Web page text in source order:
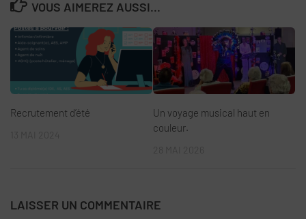
VOUS AIMEREZ AUSSI...
Recrutement d’été
Un voyage musical haut en
couleur.
LAISSER UN COMMENTAIRE